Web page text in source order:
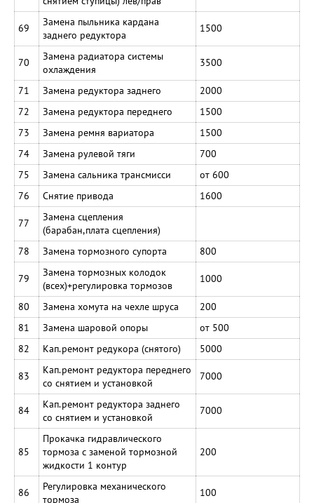
69
Замена пыльника кардана
заднего редуктора
1500
70
Замена радиатора системы
охлаждения
3500
71 Замена редуктора заднего
2000
72
Замена редуктора переднего
1500
73
Замена ремня вариатора
1500
74
Замена рулевой тяги
700
75
Замена сальника трансмисси
от 600
76
Снятие привода 1600
77
Замена сцепления
(барабан,плата сцепления)
78
Замена тормозного супорта 800
79
Замена тормозных колодок
(всех)+регулировка тормозов
1000
80 Замена хомута на чехле шруса
200
81
Замена шаровой опоры
от 500
82
Кап.ремонт редукора (снятого) 5000
83
Кап.ремонт редуктора переднего
со снятием и установкой
7000
84
Кап.ремонт редуктора заднего
со снятием и установкой
7000
85
Прокачка гидравлического
тормоза с заменой тормозной
жидкости 1 контур
200
86
Регулировка механического
тормоза
100